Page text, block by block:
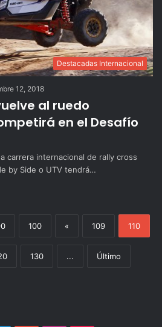
Destacadas Internacional
12, 2018
al ruedo
en el Desafío
carrera internacional de rally cross
by Side o UTV tendrá…
100 « 109 110
130 ... Último